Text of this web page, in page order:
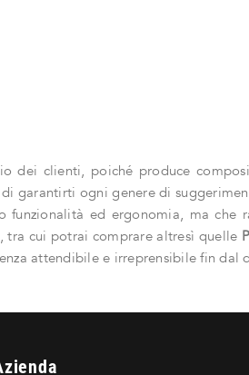
dei clienti, poiché produce
garantirti ogni genere di
funzionalità ed ergonomia, ma
cui potrai comprare altresì quelle
attendibile e irreprensibile fin dal